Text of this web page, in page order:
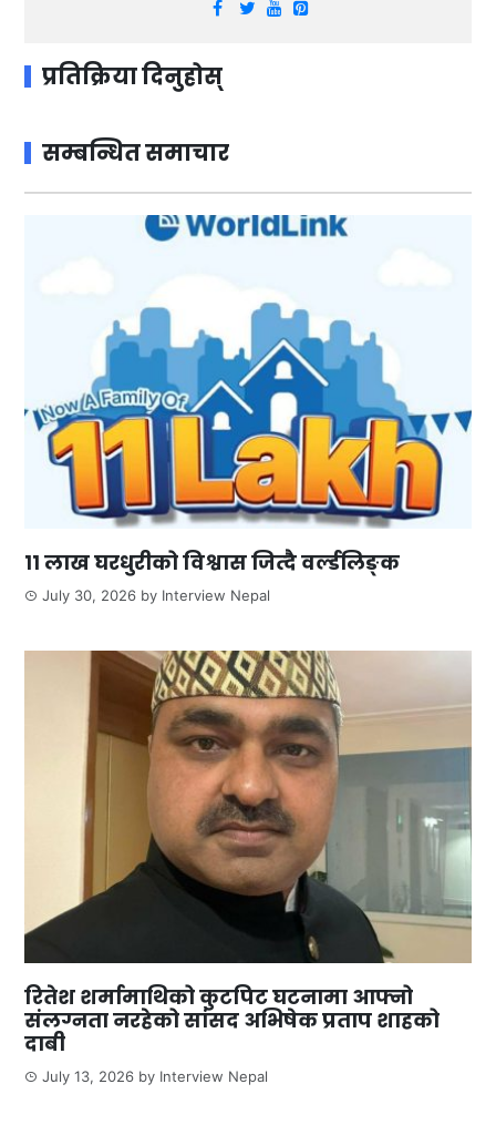
प्रतिक्रिया दिनुहोस्
सम्बन्धित समाचार
११ लाख घरधुरीको विश्वास जित्दै वर्ल्डलिङ्क
July 30, 2026 by Interview Nepal
रितेश शर्मामाथिको कुटपिट घटनामा आफ्नो
संलग्नता नरहेको सांसद अभिषेक प्रताप शाहको
दाबी
July 13, 2026 by Interview Nepal